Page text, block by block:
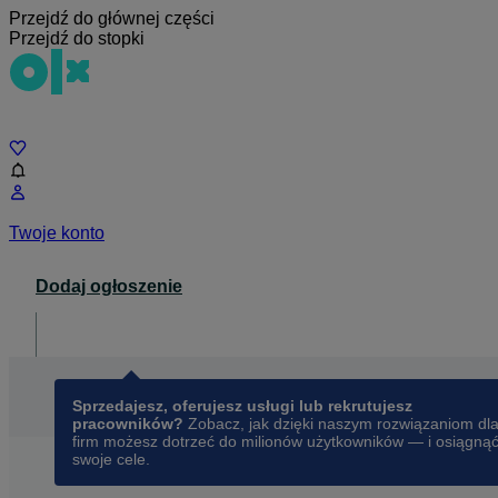
Przejdź do głównej części
Przejdź do stopki
Twoje konto
Dodaj ogłoszenie
Sprzedajesz, oferujesz usługi lub rekrutujesz
pracowników? Zobacz, jak dzięki naszym rozwiązaniom dla
firm możesz dotrzeć do milionów użytkowników — i osiągnąć
swoje cele.